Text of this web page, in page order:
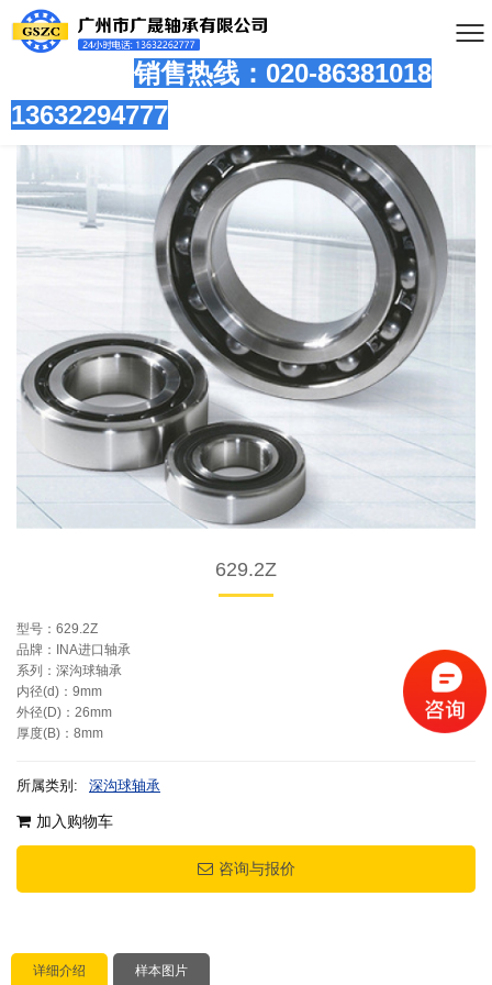
销售热线：020-86381018
13632294777
629.2Z
型号：629.2Z
品牌：INA进口轴承
系列：深沟球轴承
内径(d)：9mm
外径(D)：26mm
厚度(B)：8mm
所属类别: 深沟球轴承
加入购物车
咨询与报价
详细介绍 样本图片